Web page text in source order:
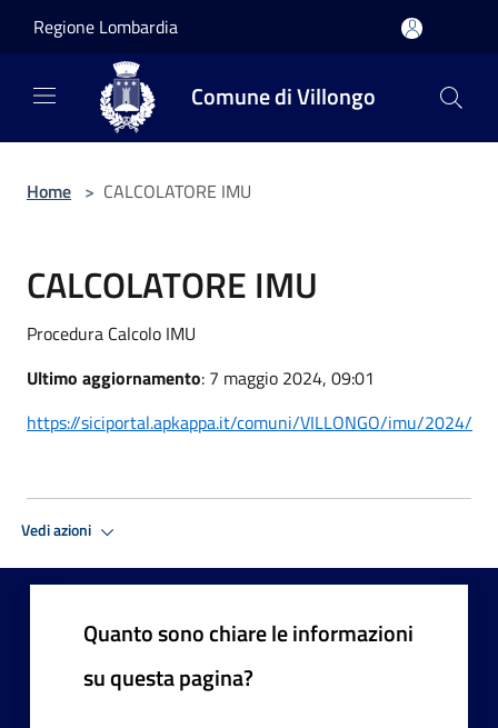
Regione Lombardia
Comune di Villongo
Home > CALCOLATORE IMU
CALCOLATORE IMU
Procedura Calcolo IMU
Ultimo aggiornamento: 7 maggio 2024, 09:01
https://siciportal.apkappa.it/comuni/VILLONGO/imu/2024/
Vedi azioni
Quanto sono chiare le informazioni
su questa pagina?